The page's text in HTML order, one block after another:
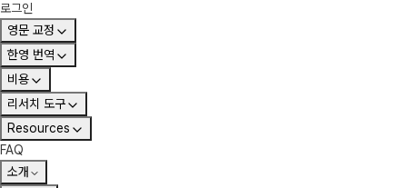
로그인
영문 교정
한영 번역
비용
리서치 도구
Resources
FAQ
소개